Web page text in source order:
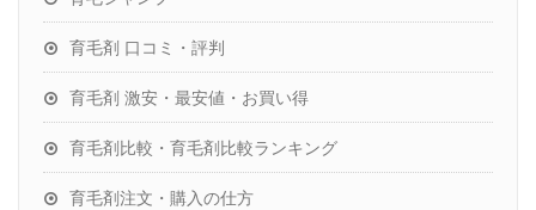
育毛剤 口コミ・評判
育毛剤 激安・最安値・お買い得
育毛剤比較・育毛剤比較ランキング
育毛剤注文・購入の仕方